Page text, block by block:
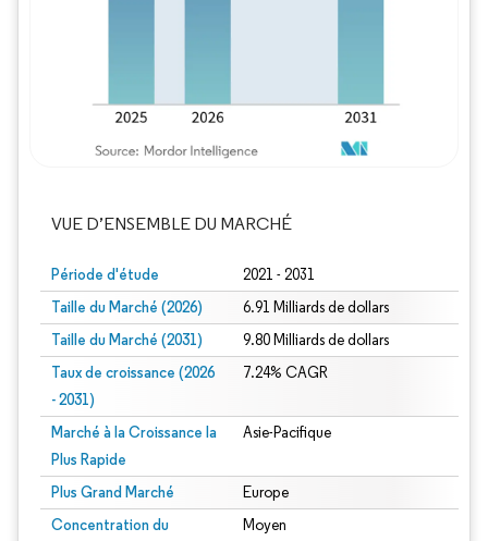
VUE D’ENSEMBLE DU MARCHÉ
Période d'étude 2021 - 2031
Taille du Marché (2026) 6.91 Milliards de dollars
Taille du Marché (2031) 9.80 Milliards de dollars
Taux de croissance (2026
- 2031)
7.24% CAGR
Marché à la Croissance la
Plus Rapide
Asie-Pacifique
Plus Grand Marché Europe
Concentration du
Moyen